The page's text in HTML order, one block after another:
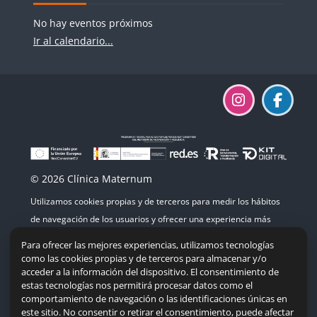
No hay eventos próximos
Ir al calendario...
© 2026 Clínica Maternum
Utilizamos cookies propias y de terceros para medir los hábitos
de navegación de los usuarios y ofrecer una experiencia más
su uso.
Mapa del sitio | Accesibilidad | Política de cookies
Para ofrecer las mejores experiencias, utilizamos tecnologías
como las cookies propias y de terceros para almacenar y/o
acceder a la información del dispositivo. El consentimiento de
estas tecnologías nos permitirá procesar datos como el
comportamiento de navegación o las identificaciones únicas en
este sitio. No consentir o retirar el consentimiento, puede afectar